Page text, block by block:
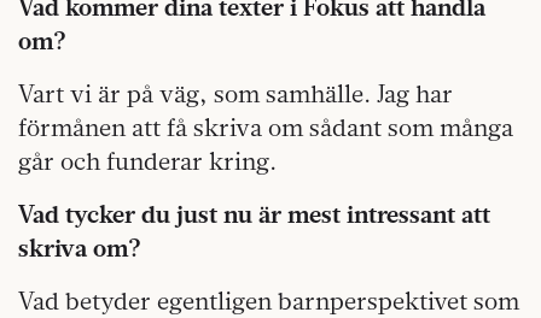
Vad kommer dina texter i Fokus att handla
om?
Vart vi är på väg, som samhälle. Jag har
förmånen att få skriva om sådant som många
går och funderar kring.
Vad tycker du just nu är mest intressant att
skriva om?
Vad betyder egentligen barnperspektivet som